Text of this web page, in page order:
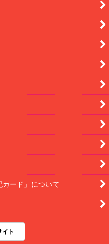
ード」について
イト